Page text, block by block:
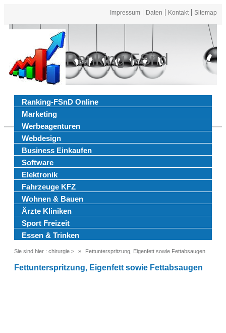
Impressum Daten Kontakt Sitemap
Ranking FSnd
Ranking-FSnD Online
Marketing
Werbeagenturen
Webdesign
Business Einkaufen
Software
Elektronik
Fahrzeuge KFZ
Wohnen & Bauen
Ärzte Kliniken
Sport Freizeit
Essen & Trinken
Sie sind hier : chirurgie > Fettunterspritzung, Eigenfett sowie Fettabsaugen
Fettunterspritzung, Eigenfett sowie Fettabsaugen